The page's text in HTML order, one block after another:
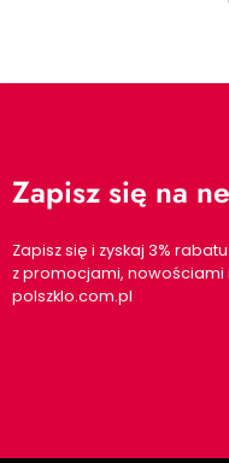
Zapisz się na
Zapisz się i zyskaj 3%
z promocjami,
polszklo.com.pl